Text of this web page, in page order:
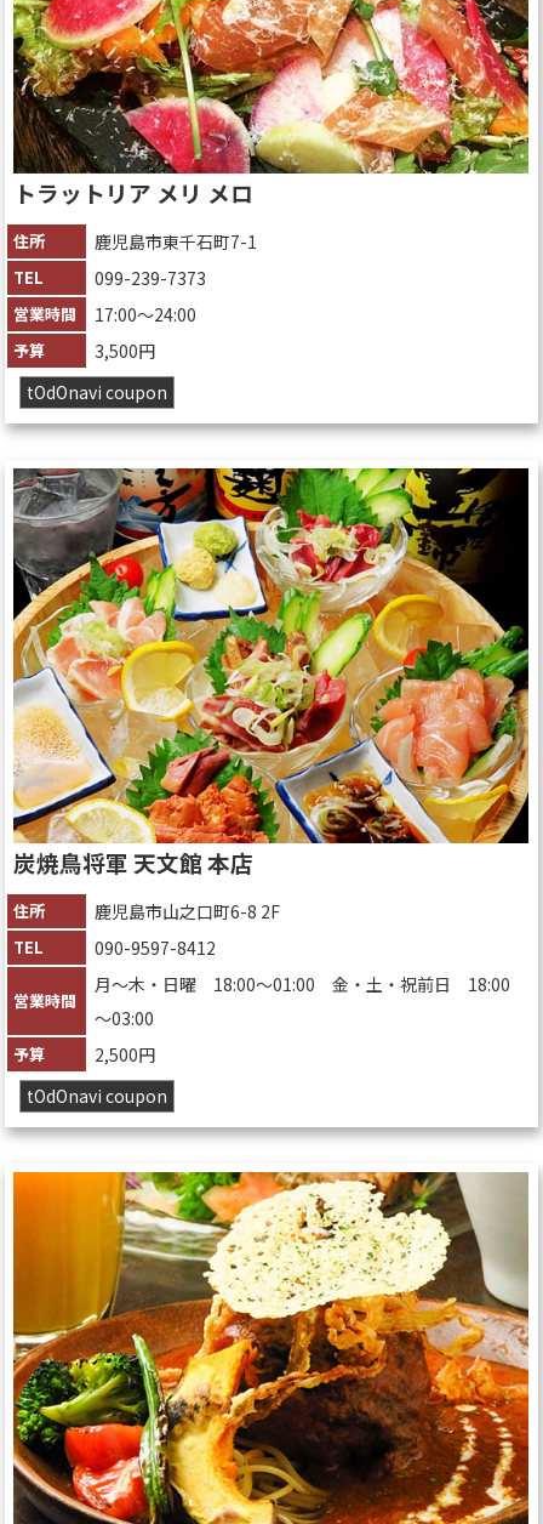
トラットリア メリ メロ
住所 鹿児島市東千石町7-1
TEL 099-239-7373
営業時間 17:00〜24:00
予算
3,500円
tOdOnavi coupon
炭焼鳥将軍 天文館 本店
住所 鹿児島市山之口町6-8 2F
TEL 090-9597-8412
営業時間
月〜木・日曜 18:00～01:00 金・土・祝前日 18:00
～03:00
予算
2,500円
tOdOnavi coupon